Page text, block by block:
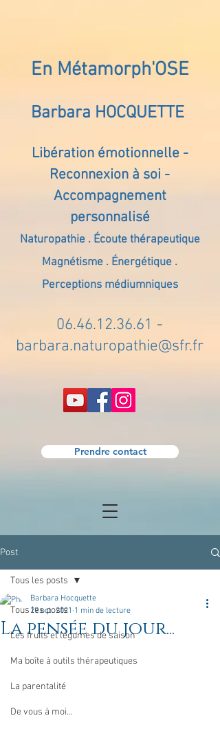
En Métamorph'OSE
Barbara HOCQUETTE
Libération émotionnelle -
Reconnexion à soi -
Accompagnement
personnalisé
Naturopathie . Écoute thérapeutique
Magnétisme . Énergétique .
Perceptions médiumniques
06.46.12.36.61 -
barbara.naturopathie@sfr.fr
Prendre contact
Post
Tous les posts
Les fruits et légumes de saison
Ma boîte à outils thérapeutiques
La parentalité
De vous à moi...
Tous les posts
La pensée du jour...
Barbara Hocquette
29 oct. 2021 1 min de lecture